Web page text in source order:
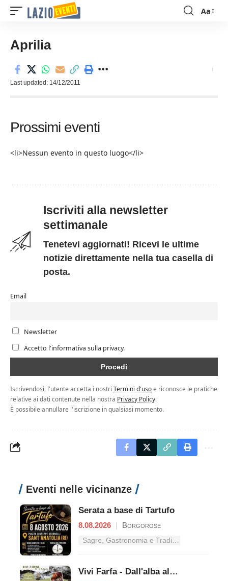
Font
Aa
Aprilia
Last updated: 14/12/2011
Prossimi eventi
<li>Nessun evento in questo luogo</li>
Iscriviti alla newsletter
settimanale
Tenetevi aggiornati! Ricevi le ultime
notizie direttamente nella tua casella di
posta.
Email
Newsletter
Accetto l'informativa sulla privacy.
Iscrivendosi, l'utente accetta i nostri Termini d'usoe riconosce le pratiche
relative ai dati contenute nella nostra Privacy Policy.
È possibile annullare l'iscrizione in qualsiasi momento.
Eventi nelle vicinanze
Serata a base di Tartufo
8.08.2026 | Borgorose
Vivi Farfa - Dall'alba al tramonto